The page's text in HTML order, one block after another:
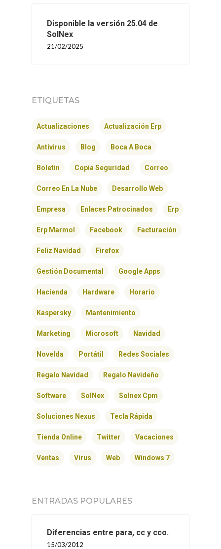
Disponible la versión 25.04 de
SolNex
21/02/2025
ETIQUETAS
Actualizaciones Actualización Erp
Antivirus Blog Boca A Boca
Boletín Copia Seguridad Correo
Correo En La Nube Desarrollo Web
Empresa Enlaces Patrocinados Erp
Erp Marmol Facebook Facturación
Feliz Navidad Firefox
Gestión Documental Google Apps
Hacienda Hardware Horario
Kaspersky Mantenimiento
Marketing Microsoft Navidad
Novelda Portátil Redes Sociales
Regalo Navidad Regalo Navideño
Software SolNex Solnex Cpm
Soluciones Nexus Tecla Rápida
Tienda Online Twitter Vacaciones
Ventas Virus Web Windows 7
ENTRADAS POPULARES
Diferencias entre para, cc y cco.
15/03/2012
SOLNEX
SERVICIOS